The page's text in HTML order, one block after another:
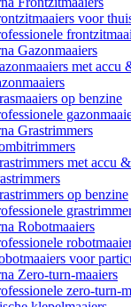
voor
Gazonmaaiers
met accu
op benzine
Grastrimmers
met accu
op benzine
Robotmaaiers
voor
Zero-turn-maaiers
zero-turn-